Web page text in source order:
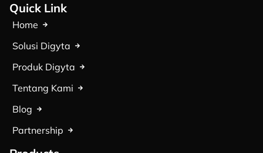
Quick Link
Home
Solusi Digyta
Produk Digyta
Tentang Kami
Blog
Partnership